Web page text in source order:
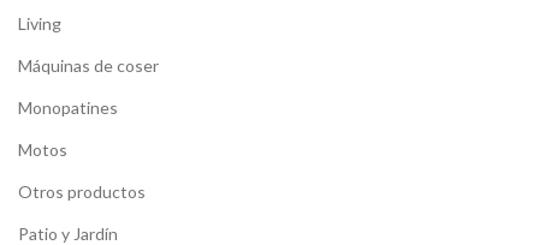
Living
Máquinas de coser
Monopatines
Motos
Otros productos
Patio y Jardín